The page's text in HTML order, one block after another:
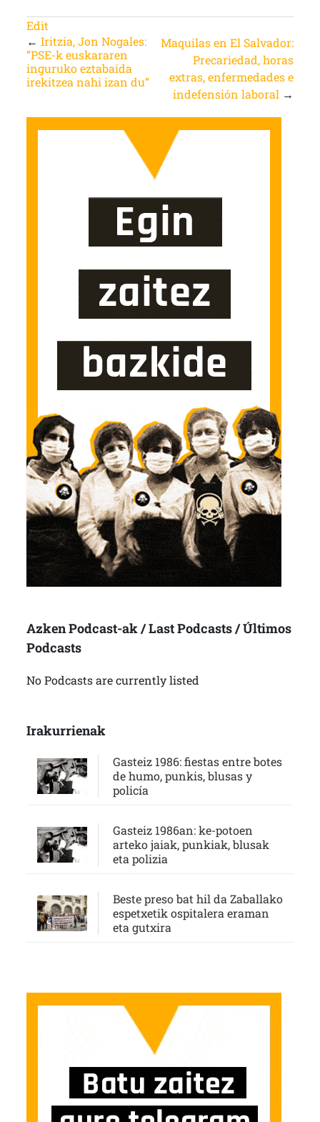
Edit
← Iritzia, Jon Nogales:
“PSE-k euskararen
inguruko eztabaida
irekitzea nahi izan du”
Maquilas en El Salvador:
Precariedad, horas
extras, enfermedades e
indefensión laboral →
Azken Podcast-ak / Last Podcasts / Últimos
Podcasts
No Podcasts are currently listed
Irakurrienak
Gasteiz 1986: fiestas entre botes
de humo, punkis, blusas y
policía
Gasteiz 1986an: ke-potoen
arteko jaiak, punkiak, blusak
eta polizia
Beste preso bat hil da Zaballako
espetxetik ospitalera eraman
eta gutxira